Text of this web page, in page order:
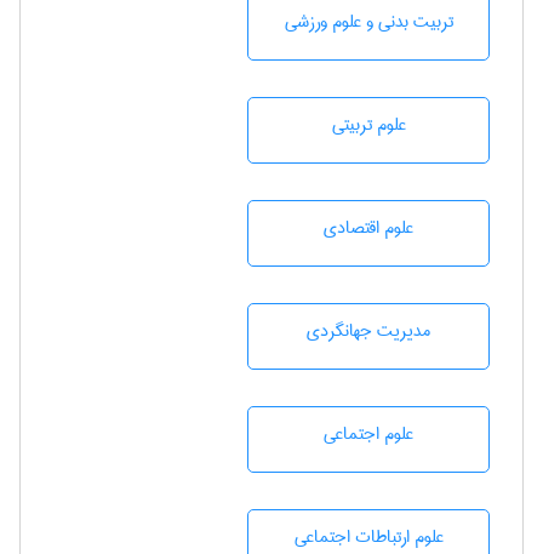
تربيت بدنی و علوم ورزشی
علوم تربيتی
علوم اقتصادی
مديريت جهانگردی
علوم اجتماعی
علوم ارتباطات اجتماعی